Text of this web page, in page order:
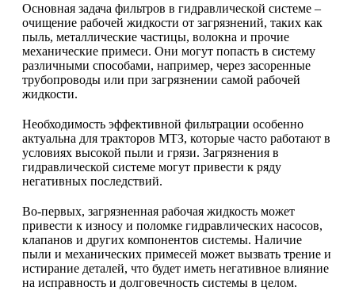
Основная задача фильтров в гидравлической системе –
очищение рабочей жидкости от загрязнений, таких как
пыль, металлические частицы, волокна и прочие
механические примеси. Они могут попасть в систему
различными способами, например, через засоренные
трубопроводы или при загрязнении самой рабочей
жидкости.
Необходимость эффективной фильтрации особенно
актуальна для тракторов МТЗ, которые часто работают в
условиях высокой пыли и грязи. Загрязнения в
гидравлической системе могут привести к ряду
негативных последствий.
Во-первых, загрязненная рабочая жидкость может
привести к износу и поломке гидравлических насосов,
клапанов и других компонентов системы. Наличие
пыли и механических примесей может вызвать трение и
истирание деталей, что будет иметь негативное влияние
на исправность и долговечность системы в целом.